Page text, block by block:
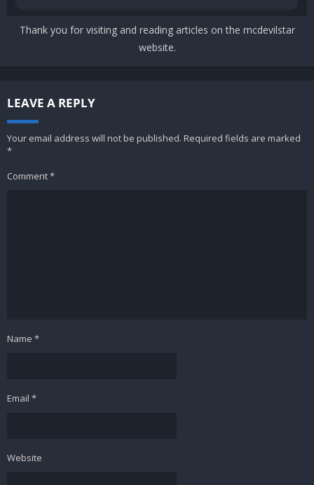
Thank you for visiting and reading articles on the mcdevilstar
website.
LEAVE A REPLY
Your email address will not be published. Required fields are marked
*
Comment*
Name *
Email *
Website